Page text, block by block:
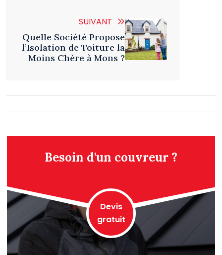
SUIVANT
Quelle Société Propose
l’Isolation de Toiture la
Moins Chère à Mons ?
Besoin d'un couvreur ?
Devis
gratuit